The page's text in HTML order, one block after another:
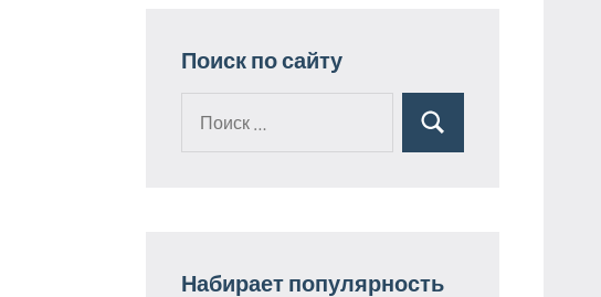
Поиск по сайту
Поиск
Набирает популярность